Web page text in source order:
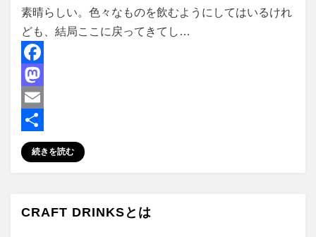
素晴らしい。色々なものを飲むようにしてはいるけれ
ども、結局ここに戻ってきてし…
F
a
c
e
b
o
M
a
s
d
E
m
a
l
共
有
続きを読む
CRAFT DRINKSとは